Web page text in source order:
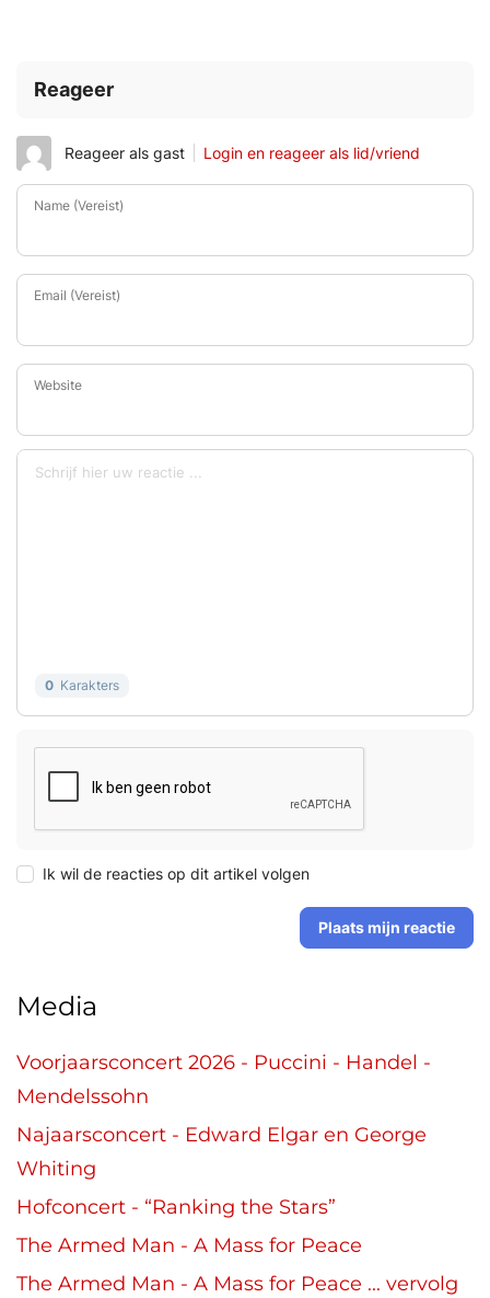
Reageer
Reageer als gast Login en reageer als lid/vriend
Name (Vereist)
Email (Vereist)
Website
0 Karakters
Ik wil de reacties op dit artikel volgen
Plaats mijn reactie
Media
Voorjaarsconcert 2026 - Puccini - Handel -
Mendelssohn
Najaarsconcert - Edward Elgar en George
Whiting
Hofconcert - “Ranking the Stars”
The Armed Man - A Mass for Peace
The Armed Man - A Mass for Peace ... vervolg